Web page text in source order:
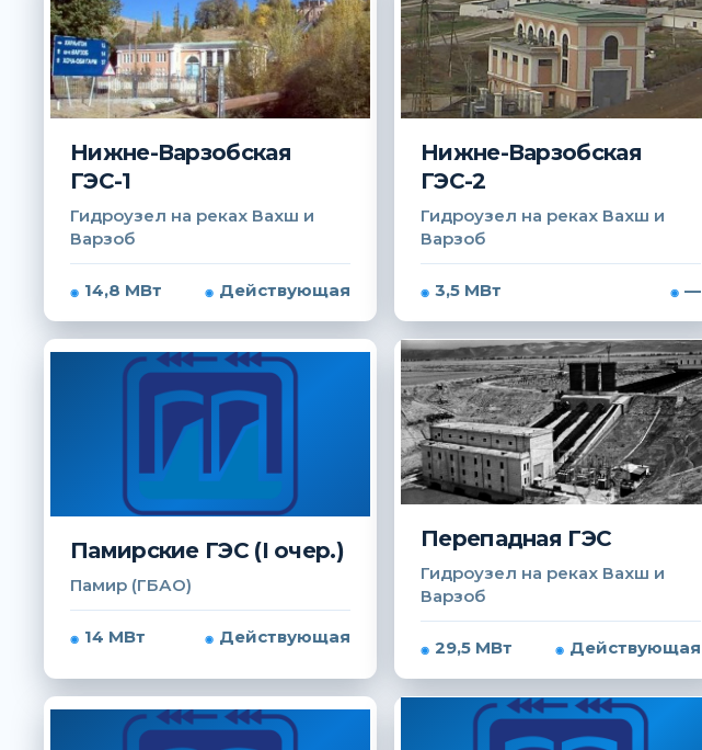
Нижне-Варзобская
ГЭС-1
Гидроузел на реках Вахш и
Варзоб
14,8 МВт Действующая
Нижне-Варзобская
ГЭС-2
Гидроузел на реках Вахш и
Варзоб
3,5 МВт —
Памирские ГЭС (I очер.)
Памир (ГБАО)
14 МВт Действующая
Перепадная ГЭС
Гидроузел на реках Вахш и
Варзоб
29,5 МВт Действующая